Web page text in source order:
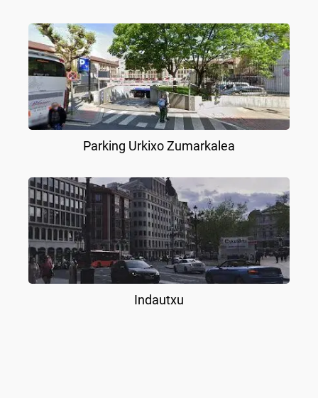
Parking Urkixo Zumarkalea
Indautxu